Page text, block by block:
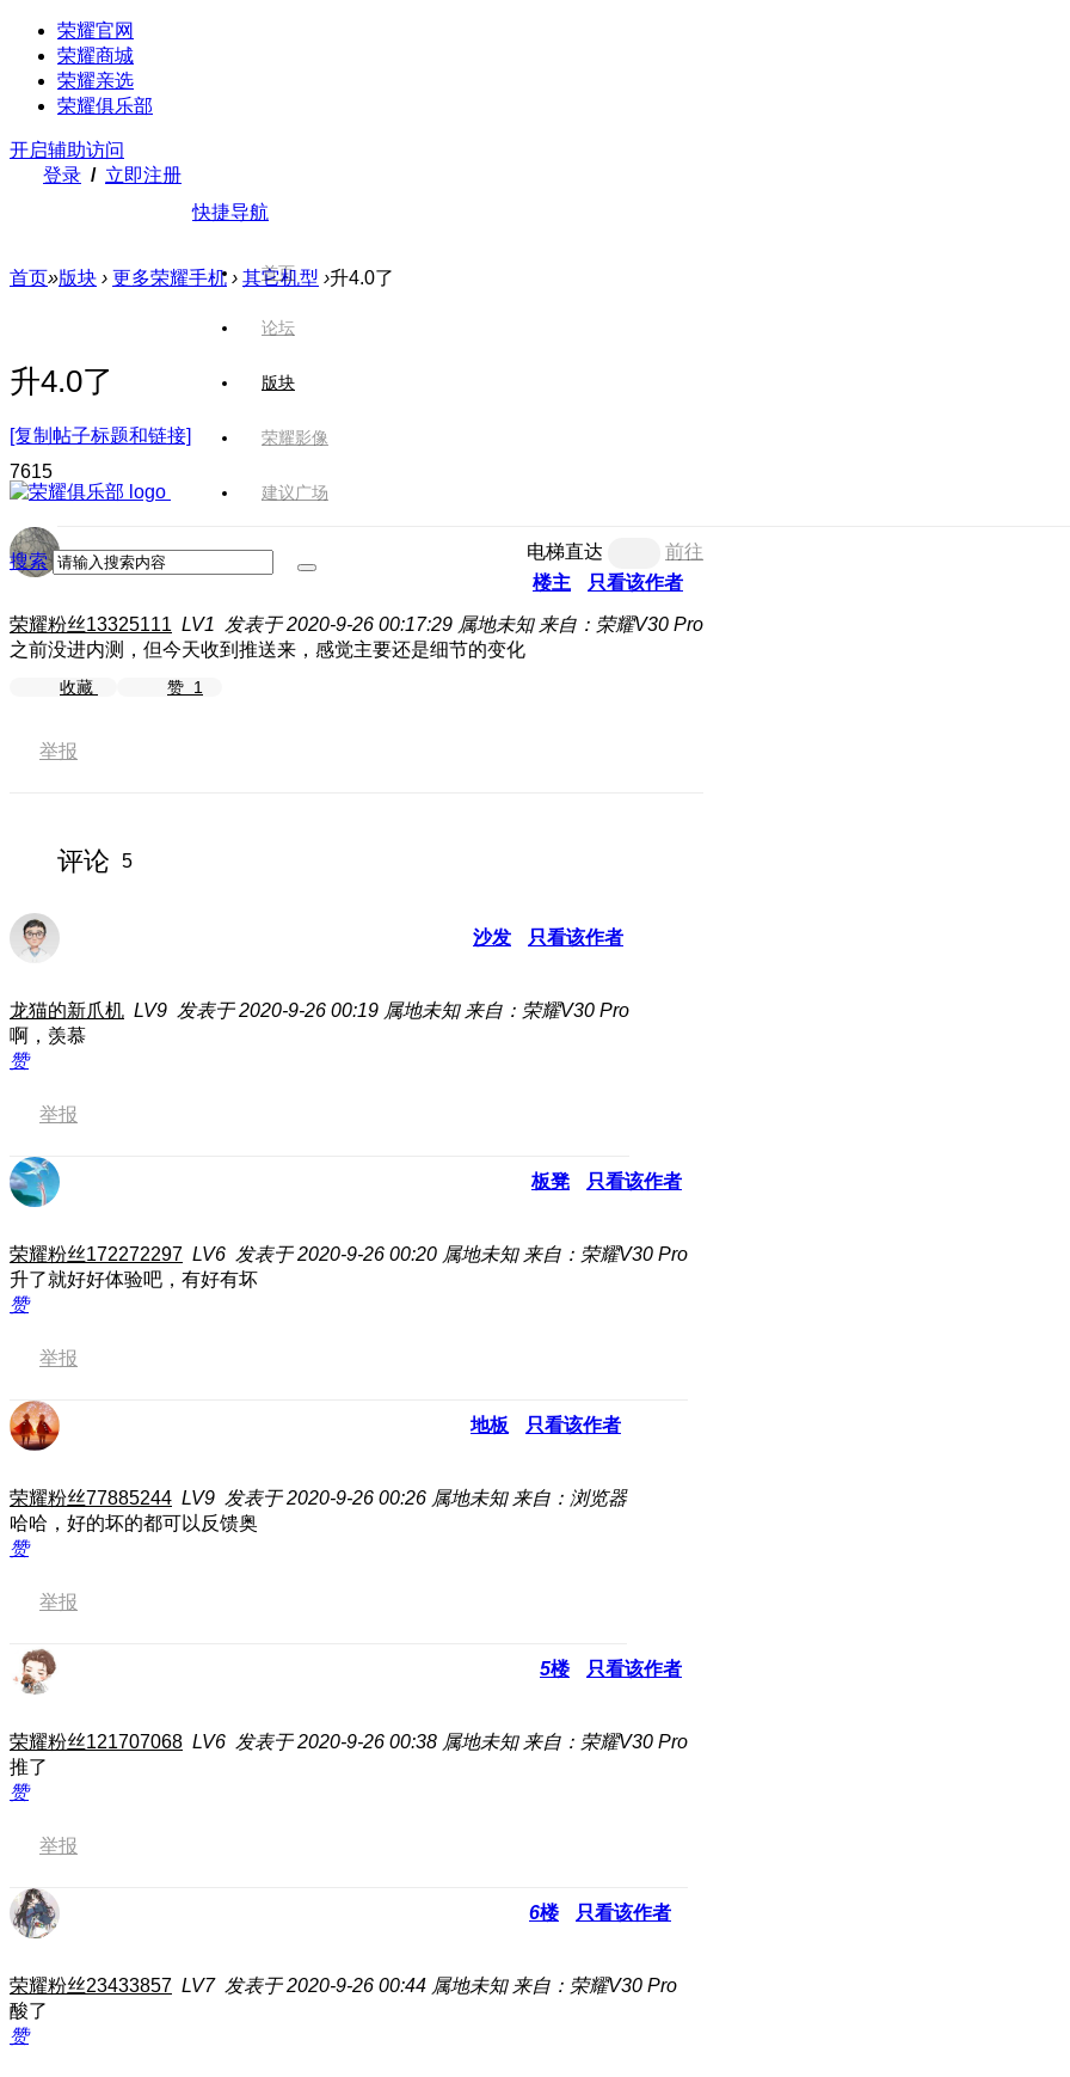
荣耀官网
荣耀商城
荣耀亲选
荣耀俱乐部
开启辅助访问
登录 / 立即注册
快捷导航
首页
论坛
版块
荣耀影像
建议广场
搜索
首页»版块 › 更多荣耀手机 › 其它机型 ›升4.0了
升4.0了
[复制帖子标题和链接]
7615
电梯直达
前往
楼主
只看该作者
荣耀粉丝13325111 LV1 发表于 2020-9-26 00:17:29 属地未知 来自：荣耀V30 Pro
之前没进内测，但今天收到推送来，感觉主要还是细节的变化
收藏 赞 1
举报
评论 5
沙发 只看该作者
龙猫的新爪机 LV9 发表于 2020-9-26 00:19 属地未知 来自：荣耀V30 Pro
啊，羡慕
赞
举报
板凳 只看该作者
荣耀粉丝172272297 LV6 发表于 2020-9-26 00:20 属地未知 来自：荣耀V30 Pro
升了就好好体验吧，有好有坏
赞
举报
地板 只看该作者
荣耀粉丝77885244 LV9 发表于 2020-9-26 00:26 属地未知 来自：浏览器
哈哈，好的坏的都可以反馈奥
赞
举报
5楼 只看该作者
荣耀粉丝121707068 LV6 发表于 2020-9-26 00:38 属地未知 来自：荣耀V30 Pro
推了
赞
举报
6楼 只看该作者
荣耀粉丝23433857 LV7 发表于 2020-9-26 00:44 属地未知 来自：荣耀V30 Pro
酸了
赞